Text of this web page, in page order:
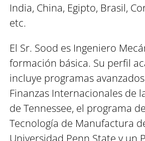
India, China, Egipto, Brasil,
etc.
El Sr. Sood es Ingeniero
formación básica. Su perfil
incluye programas
Finanzas Internacionales de
de Tennessee, el programa
Tecnología de Manufactura
Universidad Penn State y un